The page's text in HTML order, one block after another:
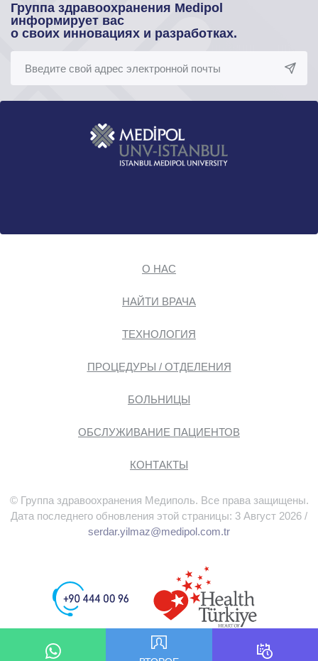
Группа здравоохранения Medipol
информирует вас
о своих инновациях и разработках.
О НАС
НАЙТИ ВРАЧА
ТЕХНОЛОГИЯ
ПРОЦЕДУРЫ / ОТДЕЛЕНИЯ
БОЛЬНИЦЫ
ОБСЛУЖИВАНИЕ ПАЦИЕНТОВ
КОНТАКТЫ
© Группа здравоохранения Медиполь. Все права защищены.
Дата последнего обновления этой страницы: 3 Август 2026 /
serdar.yilmaz@medipol.com.tr